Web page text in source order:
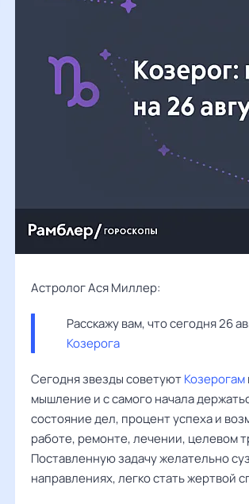
Астролог Ася Миллер:
Козерога
Сегодня звезды советуютКозерогам
мышление и с самого начала
состояние дел, процент успеха и
работе, ремонте, лечении, целевом
Поставленную задачу желательно
направлениях, легко стать жертвой